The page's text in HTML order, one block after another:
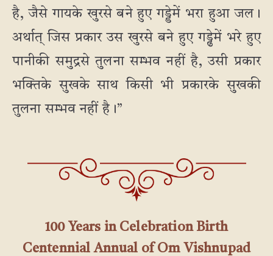
है, जैसे गायके खुरसे बने हुए गड्डेमें भरा हुआ जल।
अर्थात् जिस प्रकार उस खुरसे बने हुए गड्ढेमें भरे हुए
पानीकी समुद्रसे तुलना सम्भव नहीं है, उसी प्रकार
भक्तिके सुखके साथ किसी भी प्रकारके सुखकी
तुलना सम्भव नहीं है।”
100 Years in Celebration Birth
Centennial Annual of Om Vishnupad